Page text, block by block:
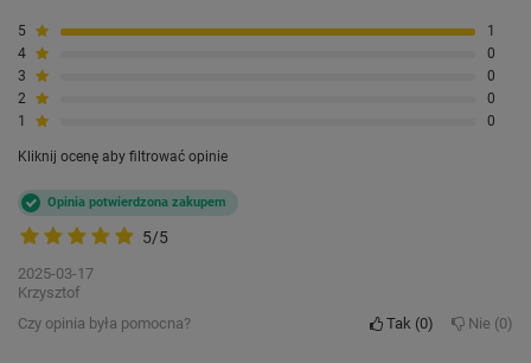
5
1
4
0
3
0
2
0
1
0
Kliknij ocenę aby filtrować opinie
5/5
Opinia potwierdzona zakupem
2025-03-17
Krzysztof
Czy opinia była pomocna?
Tak 0 Nie 0